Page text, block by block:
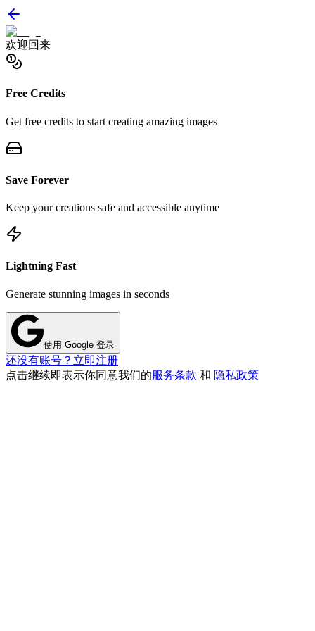
欢迎回来
Free Credits
Get free credits to start creating amazing images
Save Forever
Keep your creations safe and accessible anytime
Lightning Fast
Generate stunning images in seconds
使用 Google 登录
还没有账号？立即注册
点击继续即表示你同意我们的服务条款 和 隐私政策